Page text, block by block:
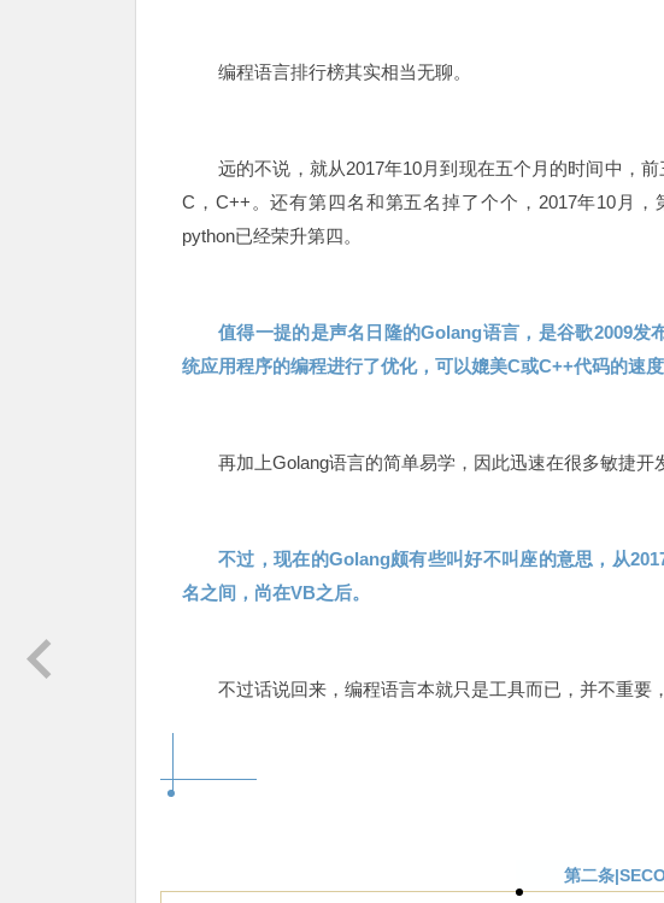
编程语言排行榜其实相当无聊。
远的不说，就从2017年10月到现在五个月的时间中，
C，C++。还有第四名和第五名掉了个个，2017年10月
python已经荣升第四。
值得一提的是声名日隆的Golang语言，是谷歌2009发
统应用程序的编程进行了优化，可以媲美C或C++代码的速度
再加上Golang语言的简单易学，因此迅速在很多敏捷开
不过，现在的Golang颇有些叫好不叫座的意思，从
名之间，尚在VB之后。
不过话说回来，编程语言本就只是工具而已，并不重要
第二条